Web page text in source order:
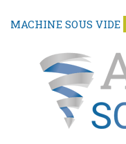
MACHINE SOUS VIDE